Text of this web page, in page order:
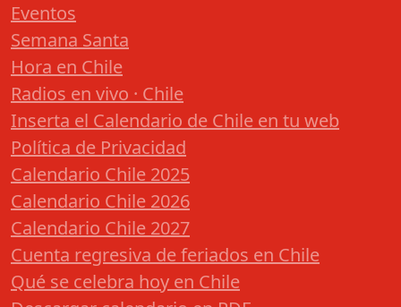
Eventos
Semana Santa
Hora en Chile
Radios en vivo · Chile
Inserta el Calendario de Chile en tu web
Política de Privacidad
Calendario Chile 2025
Calendario Chile 2026
Calendario Chile 2027
Cuenta regresiva de feriados en Chile
Qué se celebra hoy en Chile